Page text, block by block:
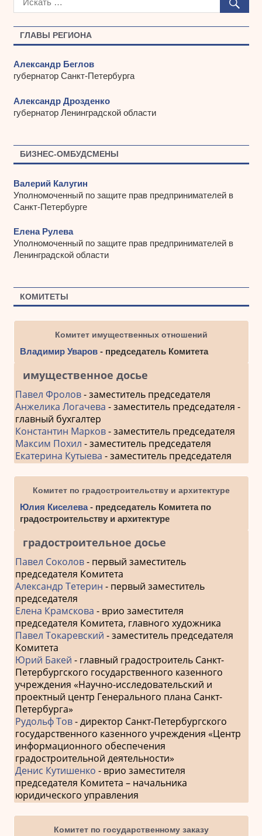
ГЛАВЫ РЕГИОНА
Александр Беглов
губернатор Санкт-Петербурга
Александр Дрозденко
губернатор Ленинградской области
БИЗНЕС-ОМБУДСМЕНЫ
Валерий Калугин
Уполномоченный по защите прав предпринимателей в
Санкт-Петербурге
Елена Рулева
Уполномоченный по защите прав предпринимателей в
Ленинградской области
КОМИТЕТЫ
Комитет имущественных отношений
Владимир Уваров- председатель Комитета
имущественное досье
Павел Фролов- заместитель председателя
Анжелика Логачева - заместитель председателя -
главный бухгалтер
Константин Марков- заместитель председателя
Максим Похил - заместитель председателя
Екатерина Кутыева - заместитель председателя
Комитет по градостроительству и архитектуре
Юлия Киселева- председатель Комитета по
градостроительству и архитектуре
градостроительное досье
Павел Соколов- первый заместитель
председателя Комитета
Александр Тетерин - первый заместитель
председателя
Елена Крамскова - врио заместителя
председателя Комитета, главного художника
Павел Токаревский - заместитель председателя
Комитета
Юрий Бакей - главный градостроитель Санкт-
Петербургского государственного казенного
учреждения «Научно-исследовательский и
проектный центр Генерального плана Санкт-
Петербурга»
Рудольф Тов- директор Санкт-Петербургского
государственного казенного учреждения «Центр
информационного обеспечения
градостроительной деятельности»
Денис Кутишенко - врио заместителя
председателя Комитета – начальника
юридического управления
Комитет по государственному заказу
ы